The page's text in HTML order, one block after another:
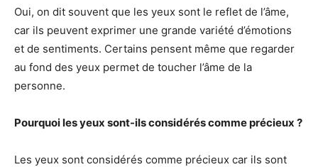
Oui, on dit souvent que les yeux sont le reflet de l’âme,
car ils peuvent exprimer une grande variété d’émotions
et de sentiments. Certains pensent même que regarder
au fond des yeux permet de toucher l’âme de la
personne.
Pourquoi les yeux sont-ils considérés comme précieux ?
Les yeux sont considérés comme précieux car ils sont